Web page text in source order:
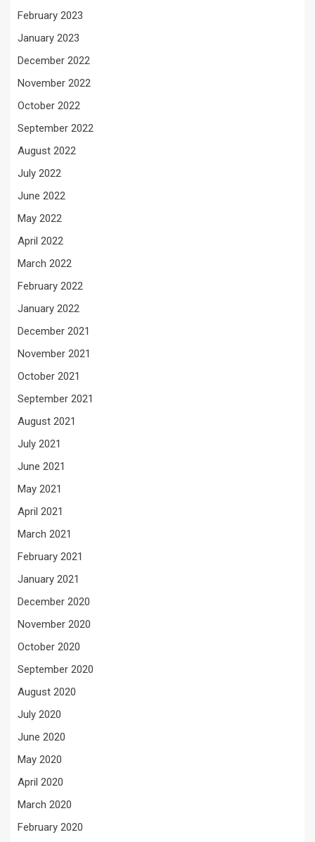
February 2023
January 2023
December 2022
November 2022
October 2022
September 2022
August 2022
July 2022
June 2022
May 2022
April 2022
March 2022
February 2022
January 2022
December 2021
November 2021
October 2021
September 2021
August 2021
July 2021
June 2021
May 2021
April 2021
March 2021
February 2021
January 2021
December 2020
November 2020
October 2020
September 2020
August 2020
July 2020
June 2020
May 2020
April 2020
March 2020
February 2020